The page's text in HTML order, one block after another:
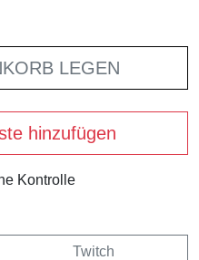
LEGEN
hinzufügen
Kontrolle
Twitch